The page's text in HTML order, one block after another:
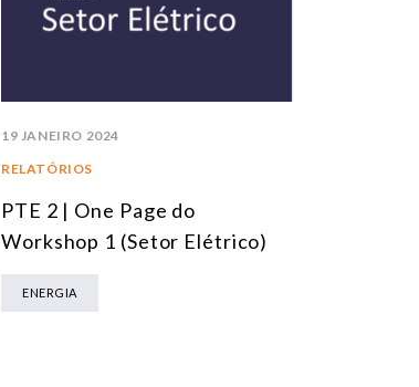
19 JANEIRO 2024
RELATÓRIOS
PTE 2 | One Page do
Workshop 1 (Setor Elétrico)
ENERGIA